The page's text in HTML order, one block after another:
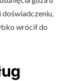
wrócił do